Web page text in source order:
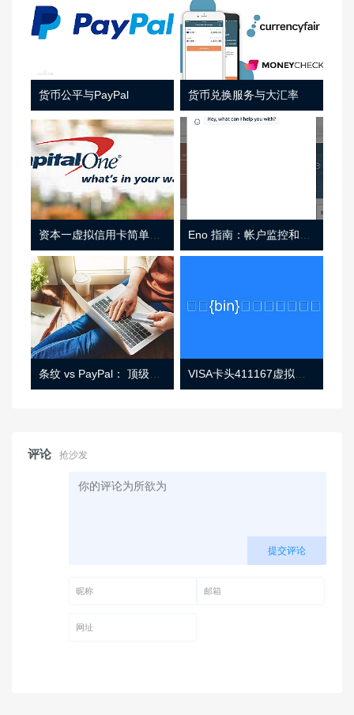
货币公平与PayPal 货币兑换服务与大汇率
资本一虚拟信用卡简单介绍
条纹 vs PayPal： 顶级功能， 定价 （和更多！ VISA卡头411167虚拟卡基础信息
评论 抢沙发
提交评论